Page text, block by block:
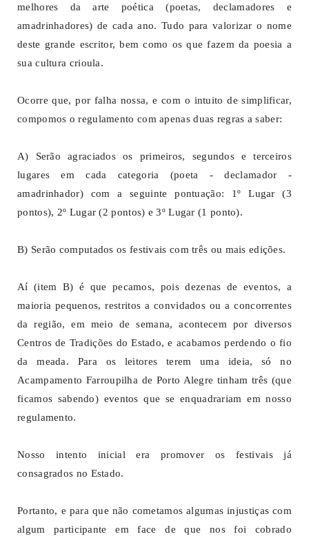
melhores da arte poética (poetas, declamadores e
amadrinhadores) de cada ano. Tudo para valorizar o nome
deste grande escritor, bem como os que fazem da poesia a
sua cultura crioula.
Ocorre que, por falha nossa, e com o intuito de simplificar,
compomos o regulamento com apenas duas regras a saber:
A) Serão agraciados os primeiros, segundos e terceiros
lugares em cada categoria (poeta - declamador -
amadrinhador) com a seguinte pontuação: 1º Lugar (3
pontos), 2º Lugar (2 pontos) e 3º Lugar (1 ponto).
B) Serão computados os festivais com três ou mais edições.
Aí (item B) é que pecamos, pois dezenas de eventos, a
maioria pequenos, restritos a convidados ou a concorrentes
da região, em meio de semana, acontecem por diversos
Centros de Tradições do Estado, e acabamos perdendo o fio
da meada. Para os leitores terem uma ideia, só no
Acampamento Farroupilha de Porto Alegre tinham três (que
ficamos sabendo) eventos que se enquadrariam em nosso
regulamento.
Nosso intento inicial era promover os festivais já
consagrados no Estado.
Portanto, e para que não cometamos algumas injustiças com
algum participante em face de que nos foi cobrado